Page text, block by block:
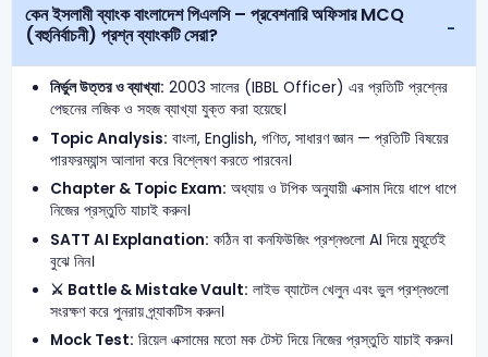
কেন ইসলামী ব্যাংক বাংলাদেশ পিএলসি – প্রবেশনারি অফিসার MCQ
(বহুনির্বাচনী) প্রশ্ন ব্যাংকটি সেরা?
নির্ভুল উত্তর ও ব্যাখ্যা: 2003 সালের (IBBL Officer) এর প্রতিটি প্রশ্নের
পেছনের লজিক ও সহজ ব্যাখ্যা যুক্ত করা হয়েছে।
Topic Analysis: বাংলা, English, গণিত, সাধারণ জ্ঞান — প্রতিটি বিষয়ের
পারফরম্যান্স আলাদা করে বিশ্লেষণ করতে পারবেন।
Chapter & Topic Exam: অধ্যায় ও টপিক অনুযায়ী এক্সাম দিয়ে ধাপে ধাপে
নিজের প্রস্তুতি যাচাই করুন।
SATT AI Explanation: কঠিন বা কনফিউজিং প্রশ্নগুলো AI দিয়ে মুহূর্তেই
বুঝে নিন।
⚔️ Battle & Mistake Vault: লাইভ ব্যাটেল খেলুন এবং ভুল প্রশ্নগুলো
সংরক্ষণ করে পুনরায় প্র্যাকটিস করুন।
Mock Test: রিয়েল এক্সামের মতো মক টেস্ট দিয়ে নিজের প্রস্তুতি যাচাই করুন।